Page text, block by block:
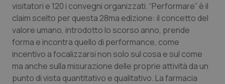
Lazio
Liguria
Lombardia
Diabete & glucometri
Disturbi dell’umore
Dolore
visitatori e 120 i convegni organizzati. “Performare” è il
claim scelto per questa 28ma edizione: il concetto del
valore umano, introdotto lo scorso anno, prende
forma e incontra quello di performance, come
incentivo a focalizzarsi non solo sul cosa e sul come
ma anche sulla misurazione delle proprie attività da un
punto di vista quantitativo e qualitativo. La farmacia